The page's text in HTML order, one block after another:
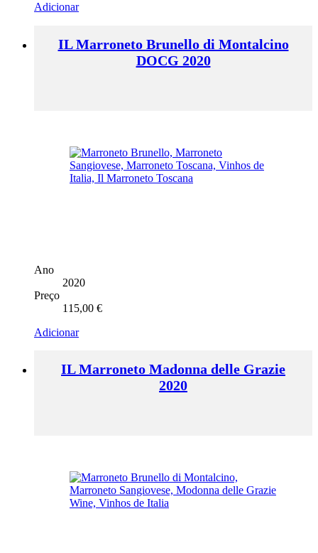
Adicionar
IL Marroneto Brunello di Montalcino
DOCG 2020
Ano
2020
Preço
115,00 €
Adicionar
IL Marroneto Madonna delle Grazie
2020